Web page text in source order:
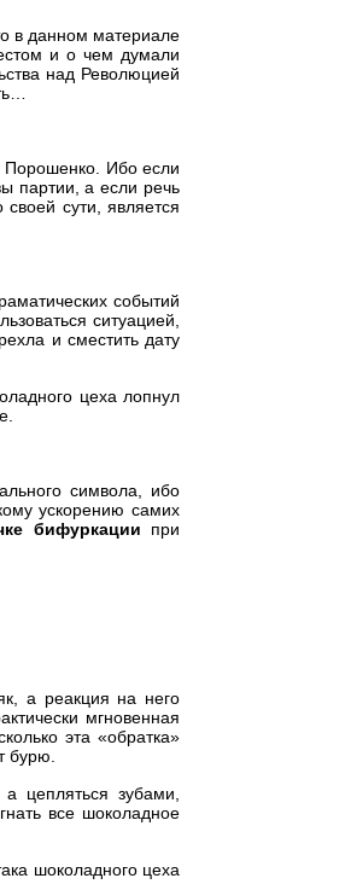
в данном материале
и о чем думали
над Революцией
Порошенко. Ибо если
партии, а если речь
сути, является
событий
ситуацией,
и сместить дату
цеха лопнул
символа, ибо
ускорению самих
бифуркации при
а реакция на него
мгновенная
эта «обратка»
бурю.
цепляться зубами,
все шоколадное
шоколадного цеха